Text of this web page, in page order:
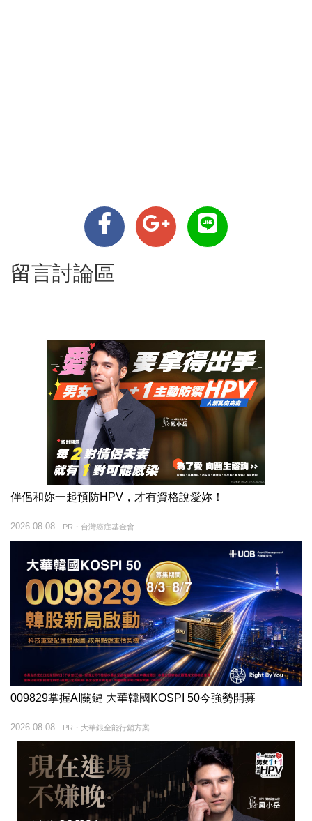
留言討論區
伴侶和妳一起預防HPV，才有資格說愛妳！
PR・台灣癌症基金會
2026-08-08
009829掌握AI關鍵 大華韓國KOSPI 50今強勢開募
PR・大華銀全能行銷方案
2026-08-08